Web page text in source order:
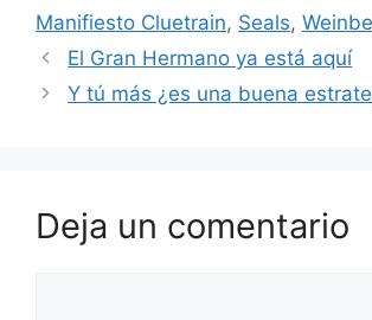
Manifiesto Cluetrain, Seals,
El Gran Hermano ya está aquí
Y tú más ¿es una buena
Deja un comentario